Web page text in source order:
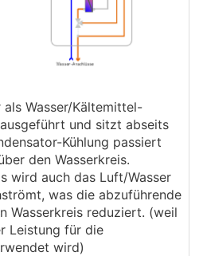
Wasser/Kältemittel-
und sitzt abseits
Kühlung passiert
den Wasserkreis.
wird auch das Luft/Wasser
was die abzuführende
Wasserkreis reduziert. (weil
Leistung für die
wird)